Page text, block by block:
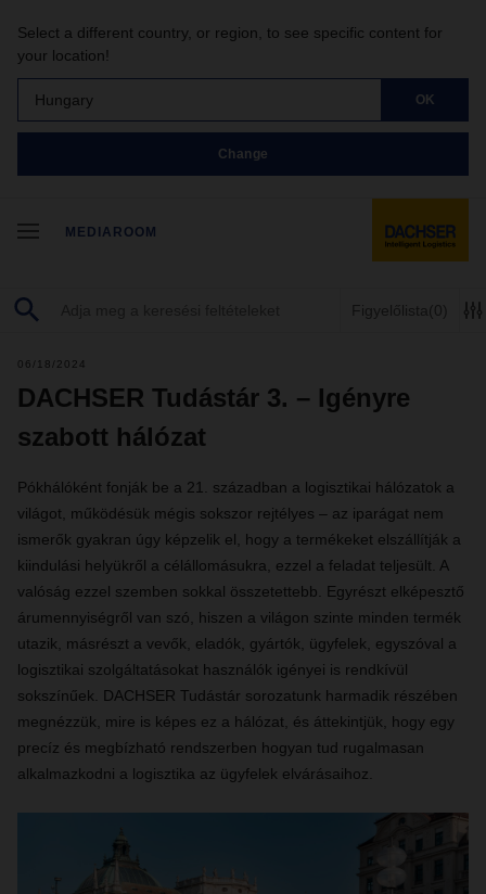
Select a different country, or region, to see specific content for
your location!
Hungary OK
Change
MEDIAROOM
Figyelőlista (0)
06/18/2024
DACHSER Tudástár 3. – Igényre
szabott hálózat
Pókhálóként fonják be a 21. században a logisztikai hálózatok a
világot, működésük mégis sokszor rejtélyes – az iparágat nem
ismerők gyakran úgy képzelik el, hogy a termékeket elszállítják a
kiindulási helyükről a célállomásukra, ezzel a feladat teljesült. A
valóság ezzel szemben sokkal összetettebb. Egyrészt elképesztő
árumennyiségről van szó, hiszen a világon szinte minden termék
utazik, másrészt a vevők, eladók, gyártók, ügyfelek, egyszóval a
logisztikai szolgáltatásokat használók igényei is rendkívül
sokszínűek. DACHSER Tudástár sorozatunk harmadik részében
megnézzük, mire is képes ez a hálózat, és áttekintjük, hogy egy
precíz és megbízható rendszerben hogyan tud rugalmasan
alkalmazkodni a logisztika az ügyfelek elvárásaihoz.